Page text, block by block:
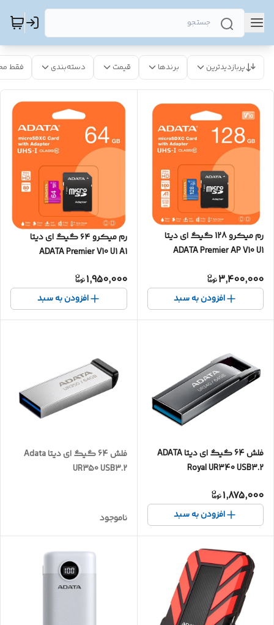
پربازدیدترین برندها قیمت دسته‌بندی فقط
رم میکرو 128 گیگ ای دیتا
ADATA Premier AP V10 U1
3,400,000
افزودن به سبد
رم میکرو ۶۴ گیگ ای دیتا
ADATA Premier V10 U1 A1
1,950,000
افزودن به سبد
فلش 64 گیگ ای دیتا ADATA
Royal UR340 USB3.2
1,875,000
افزودن به سبد
فلش 64 گیگ ای دیتا Adata
UR350 USB3.2
ناموجود